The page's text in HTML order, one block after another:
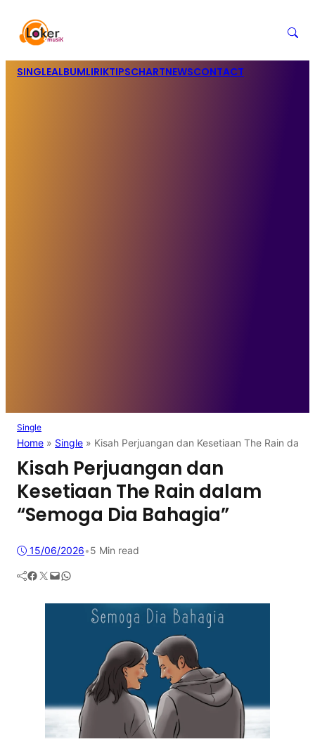
SINGLEALBUMLIRIKTIPSCHARTNEWSCONTACT
Single
Home » Single » Kisah Perjuangan dan Kesetiaan The Rain
Kisah Perjuangan dan
Kesetiaan The Rain dalam
“Semoga Dia Bahagia”
15/06/2026•5 Min read
Facebook Twitter Mail WhatsApp